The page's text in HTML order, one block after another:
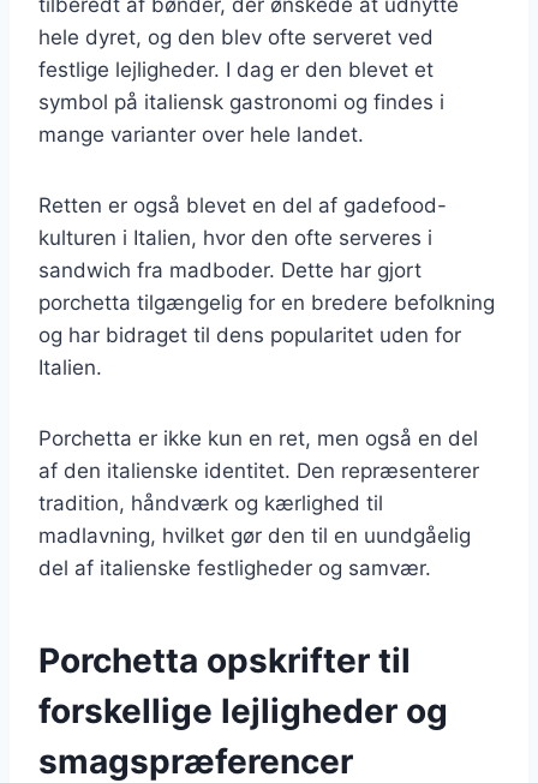
hele dyret, og den blev ofte serveret ved
festlige lejligheder. I dag er den blevet et
symbol på italiensk gastronomi og findes i
mange varianter over hele landet.
Retten er også blevet en del af gadefood-
kulturen i Italien, hvor den ofte serveres i
sandwich fra madboder. Dette har gjort
porchetta tilgængelig for en bredere befolkning
og har bidraget til dens popularitet uden for
Italien.
Porchetta er ikke kun en ret, men også en del
af den italienske identitet. Den repræsenterer
tradition, håndværk og kærlighed til
madlavning, hvilket gør den til en uundgåelig
del af italienske festligheder og samvær.
Porchetta opskrifter til
forskellige lejligheder og
smagspræferencer